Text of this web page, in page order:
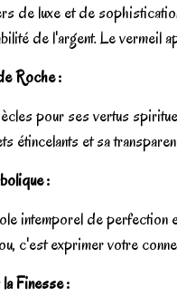
de luxe et de
de l'argent. Le vermeil
Roche :
pour ses vertus
étincelants et sa
:
intemporel de perfection
c'est exprimer votre
Finesse :